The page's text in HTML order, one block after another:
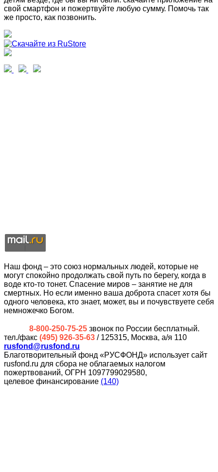
свой смартфон и пожертвуйте любую сумму. Помочь так
же просто, как позвонить.
Наш фонд – это союз нормальных людей, которые не
могут спокойно продолжать свой путь по берегу, когда в
воде кто-то тонет. Спасение миров – занятие не для
смертных. Но если именно ваша доброта спасет хотя бы
одного человека, кто знает, может, вы и почувствуете себя
немножечко Богом.
8-800-250-75-25 звонок по России бесплатный.
тел./факс (495) 926-35-63 / 125315, Москва, а/я 110
rusfond@rusfond.ru
Благотворительный фонд «РУСФОНД» использует сайт
rusfond.ru для сбора не облагаемых налогом
пожертвований, ОГРН 1097799029580,
целевое финансирование (140)